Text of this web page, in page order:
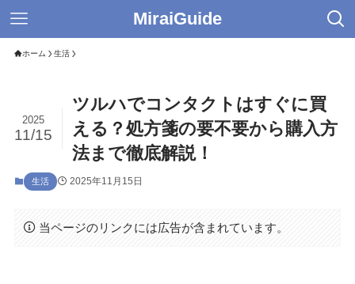
MiraiGuide
ホーム 生活
ツルハでコンタクトはすぐに買
える？処方箋の要不要から購入方
法まで徹底解説！
2025
11/15
生活 2025年11月15日
当ページのリンクには広告が含まれています。